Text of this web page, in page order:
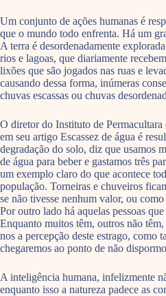
Um conjunto de ações humanas é
que o mundo todo enfrenta. Há um
A terra é desordenadamente
rios e lagoas, que diariamente
lixões que são jogados nas ruas e
causando dessa forma, inúmeras
chuvas escassas ou chuvas
O diretor do Instituto de
em seu artigo Escassez de água é
degradação do solo, diz que usamos
de água para beber e gastamos três
um exemplo claro do que acontece
população. Torneiras e chuveiros
se não tivesse nenhum valor, ou
Por outro lado há aquelas pessoas
Enquanto muitos têm, outros não
nos a percepção deste estrago, como
chegaremos ao ponto de não
A inteligência humana, infelizmente
enquanto isso a natureza padece as